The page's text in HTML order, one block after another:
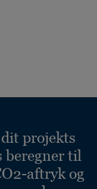
projekts
beregner til
aftryk og